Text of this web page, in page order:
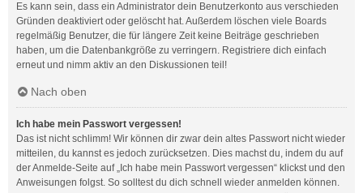
Es kann sein, dass ein Administrator dein Benutzerkonto aus verschieden
Gründen deaktiviert oder gelöscht hat. Außerdem löschen viele Boards
regelmäßig Benutzer, die für längere Zeit keine Beiträge geschrieben
haben, um die Datenbankgröße zu verringern. Registriere dich einfach
erneut und nimm aktiv an den Diskussionen teil!
Nach oben
Ich habe mein Passwort vergessen!
Das ist nicht schlimm! Wir können dir zwar dein altes Passwort nicht wieder
mitteilen, du kannst es jedoch zurücksetzen. Dies machst du, indem du auf
der Anmelde-Seite auf „Ich habe mein Passwort vergessen“ klickst und den
Anweisungen folgst. So solltest du dich schnell wieder anmelden können.